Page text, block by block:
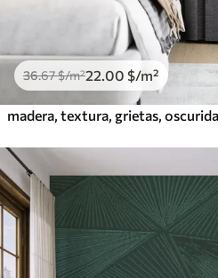
36.67$/m²22 .00 $/m²